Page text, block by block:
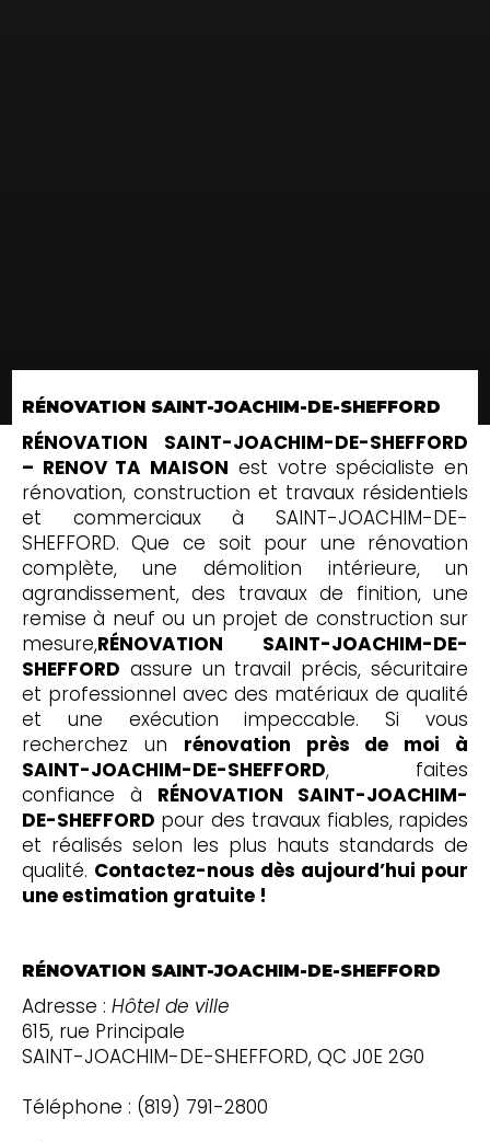
RÉNOVATION SAINT-JOACHIM-DE-SHEFFORD
RÉNOVATION SAINT-JOACHIM-DE-SHEFFORD
– RENOV TA MAISON est votre spécialiste en
rénovation, construction et travaux résidentiels
et commerciaux à SAINT-JOACHIM-DE-
SHEFFORD. Que ce soit pour une rénovation
complète, une démolition intérieure, un
agrandissement, des travaux de finition, une
remise à neuf ou un projet de construction sur
mesure,RÉNOVATION SAINT-JOACHIM-DE-
SHEFFORD assure un travail précis, sécuritaire
et professionnel avec des matériaux de qualité
et une exécution impeccable. Si vous
recherchez un rénovation près de moi à
SAINT-JOACHIM-DE-SHEFFORD, faites
confiance à RÉNOVATION SAINT-JOACHIM-
DE-SHEFFORD pour des travaux fiables, rapides
et réalisés selon les plus hauts standards de
qualité. Contactez-nous dès aujourd’hui pour
une estimation gratuite !
RÉNOVATION SAINT-JOACHIM-DE-SHEFFORD
Adresse : Hôtel de ville
615, rue Principale
SAINT-JOACHIM-DE-SHEFFORD, QC J0E 2G0
Téléphone : (819) 791-2800